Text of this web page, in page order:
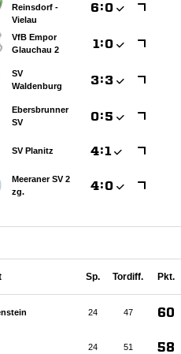
Reinsdorf -
Vielau
:
VfB Empor
Glauchau 2
 :
SV
Waldenburg
:
Ebersbrunner
SV
:
SV Planitz :
Meeraner SV 2
zg.
:
Sp. Tordiff. Pkt.
24 47 60
24 51 58